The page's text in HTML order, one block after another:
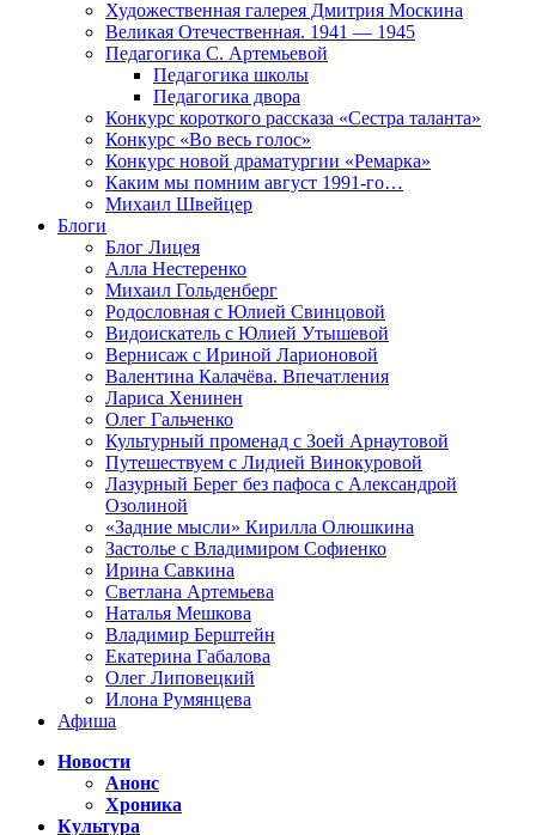
Художественная галерея Дмитрия Москина
Великая Отечественная. 1941 — 1945
Педагогика С. Артемьевой
Педагогика школы
Педагогика двора
Конкурс короткого рассказа «Сестра таланта»
Конкурс «Во весь голос»
Конкурс новой драматургии «Ремарка»
Каким мы помним август 1991-го…
Михаил Швейцер
Блоги
Блог Лицея
Алла Нестеренко
Михаил Гольденберг
Родословная с Юлией Свинцовой
Видоискатель с Юлией Утышевой
Вернисаж с Ириной Ларионовой
Валентина Калачёва. Впечатления
Лариса Хенинен
Олег Гальченко
Культурный променад с Зоей Арнаутовой
Путешествуем с Лидией Винокуровой
Лазурный Берег без пафоса с Александрой
Озолиной
«Задние мысли» Кирилла Олюшкина
Застолье с Владимиром Софиенко
Ирина Савкина
Светлана Артемьева
Наталья Мешкова
Владимир Берштейн
Екатерина Габалова
Олег Липовецкий
Илона Румянцева
Афиша
Новости
Анонс
Хроника
Культура